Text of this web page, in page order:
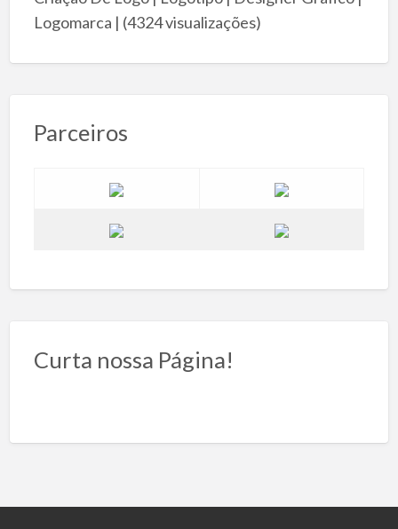
Logomarca | (4324 visualizações)
Parceiros
Curta nossa Página!